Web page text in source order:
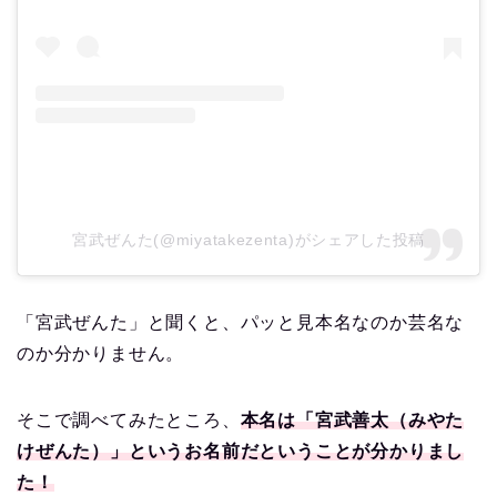
宮武ぜんた(@miyatakezenta)がシェアした投稿
「宮武ぜんた」と聞くと、パッと見本名なのか芸名な
のか分かりません。
そこで調べてみたところ、 本名は「宮武善太（みやた
けぜんた）」というお名前だということが分かりまし
た！